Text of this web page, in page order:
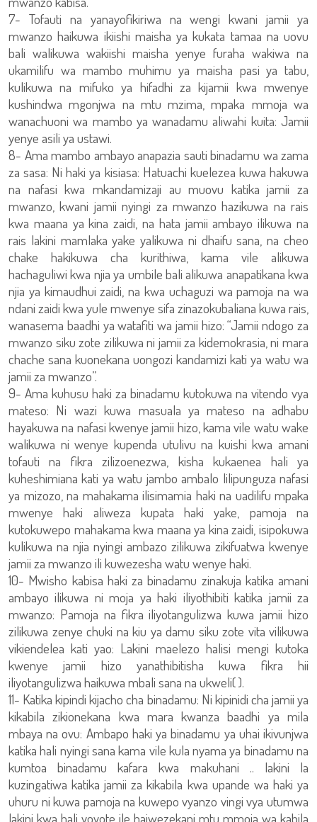
7- Tofauti na yanayofikiriwa na wengi kwani jamii ya
mwanzo haikuwa ikiishi maisha ya kukata tamaa na uovu
bali walikuwa wakiishi maisha yenye furaha wakiwa na
ukamilifu wa mambo muhimu ya maisha pasi ya tabu,
kulikuwa na mifuko ya hifadhi za kijamii kwa mwenye
kushindwa mgonjwa na mtu mzima, mpaka mmoja wa
wanachuoni wa mambo ya wanadamu aliwahi kuita: Jamii
yenye asili ya ustawi.
8- Ama mambo ambayo anapazia sauti binadamu wa zama
za sasa: Ni haki ya kisiasa: Hatuachi kuelezea kuwa hakuwa
na nafasi kwa mkandamizaji au muovu katika jamii za
mwanzo, kwani jamii nyingi za mwanzo hazikuwa na rais
kwa maana ya kina zaidi, na hata jamii ambayo ilikuwa na
rais lakini mamlaka yake yalikuwa ni dhaifu sana, na cheo
chake hakikuwa cha kurithiwa, kama vile alikuwa
hachaguliwi kwa njia ya umbile bali alikuwa anapatikana kwa
njia ya kimaudhui zaidi, na kwa uchaguzi wa pamoja na wa
ndani zaidi kwa yule mwenye sifa zinazokubaliana kuwa rais,
wanasema baadhi ya watafiti wa jamii hizo: “Jamii ndogo za
mwanzo siku zote zilikuwa ni jamii za kidemokrasia, ni mara
chache sana kuonekana uongozi kandamizi kati ya watu wa
jamii za mwanzo”.
9- Ama kuhusu haki za binadamu kutokuwa na vitendo vya
mateso: Ni wazi kuwa masuala ya mateso na adhabu
hayakuwa na nafasi kwenye jamii hizo, kama vile watu wake
walikuwa ni wenye kupenda utulivu na kuishi kwa amani
tofauti na fikra zilizoenezwa, kisha kukaenea hali ya
kuheshimiana kati ya watu jambo ambalo lilipunguza nafasi
ya mizozo, na mahakama ilisimamia haki na uadilifu mpaka
mwenye haki aliweza kupata haki yake, pamoja na
kutokuwepo mahakama kwa maana ya kina zaidi, isipokuwa
kulikuwa na njia nyingi ambazo zilikuwa zikifuatwa kwenye
jamii za mwanzo ili kuwezesha watu wenye haki.
10- Mwisho kabisa haki za binadamu zinakuja katika amani
ambayo ilikuwa ni moja ya haki iliyothibiti katika jamii za
mwanzo: Pamoja na fikra iliyotangulizwa kuwa jamii hizo
zilikuwa zenye chuki na kiu ya damu siku zote vita vilikuwa
vikiendelea kati yao: Lakini maelezo halisi mengi kutoka
kwenye jamii hizo yanathibitisha kuwa fikra hii
iliyotangulizwa haikuwa mbali sana na ukweli( ).
11- Katika kipindi kijacho cha binadamu: Ni kipinidi cha jamii ya
kikabila zikionekana kwa mara kwanza baadhi ya mila
mbaya na ovu: Ambapo haki ya binadamu ya uhai ikivunjwa
katika hali nyingi sana kama vile kula nyama ya binadamu na
kumtoa binadamu kafara kwa makuhani .. lakini la
kuzingatiwa katika jamii za kikabila kwa upande wa haki ya
uhuru ni kuwa pamoja na kuwepo vyanzo vingi vya utumwa
lakini kwa hali yoyote ile haiwezekani mtu mmoja wa kabila